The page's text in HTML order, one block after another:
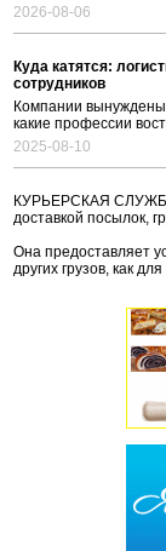
2026-08-06
Куда катятся:
сотрудников
Компании
какие профессии
2025-08-10
КУРЬЕРСКАЯ СЛУЖБА
доставкой посылок,
Она предоставляет
других грузов, как